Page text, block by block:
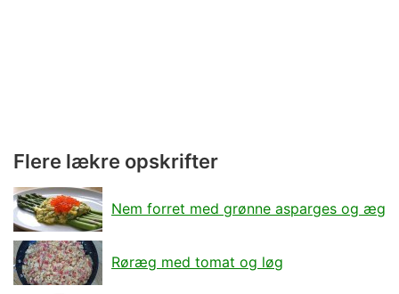
Flere lækre opskrifter
Nem forret med grønne asparges og æg
Røræg med tomat og løg